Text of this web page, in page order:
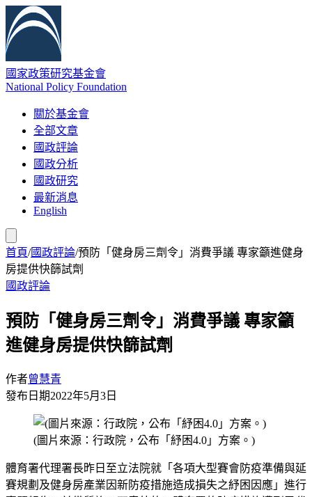
國家政策研究基金會
National Policy Foundation
關於基金會
全部文章
國政評論
國政分析
國政研究
最新消息
English
首頁/國政評論/預防「健身房三劑令」消費爭議 專家籲進健身
房提供快篩試劑
國政評論
預防「健身房三劑令」消費爭議 專家籲
進健身房提供快篩試劑
作者曾慧青
發布日期2022年5月3日
(圖片來源：行政院，公布「紓困4.0」方案。)
體育署代理署長昨日至立法院就「各項大型賽會防疫準備與延
賽規劃及健身房產業因新防疫措施造成損失之紓困因應」進行